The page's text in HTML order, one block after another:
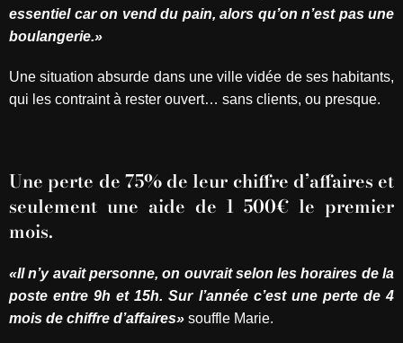
essentiel car on vend du pain, alors qu’on n’est pas une
boulangerie.»
Une situation absurde dans une ville vidée de ses habitants,
qui les contraint à rester ouvert… sans clients, ou presque.
Une perte de 75% de leur chiffre d’affaires et
seulement une aide de 1 500€ le premier
mois.
«Il n’y avait personne, on ouvrait selon les horaires de la
poste entre 9h et 15h. Sur l’année c’est une perte de 4
mois de chiffre d’affaires» souffle Marie.